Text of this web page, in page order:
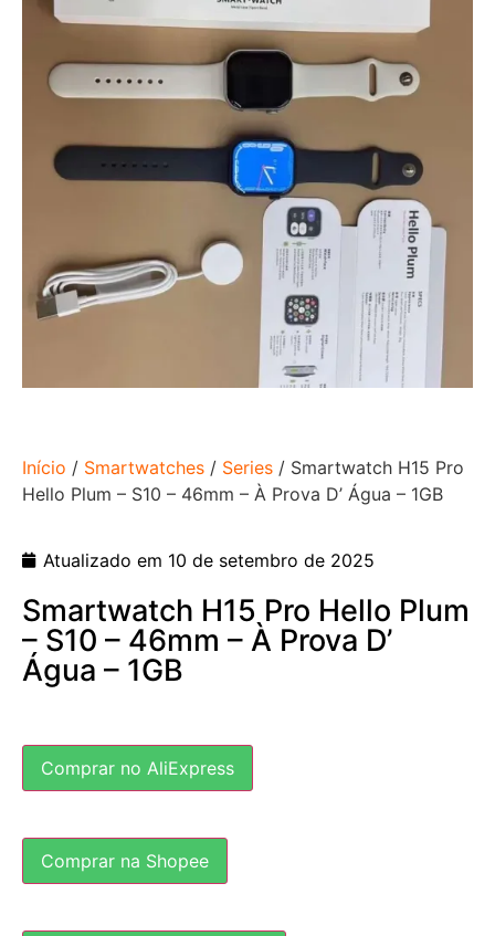
Início / Smartwatches / Series / Smartwatch H15 Pro
Hello Plum – S10 – 46mm – À Prova D’ Água – 1GB
Atualizado em 10 de setembro de 2025
Smartwatch H15 Pro Hello Plum
– S10 – 46mm – À Prova D’
Água – 1GB
Comprar no AliExpress
Comprar na Shopee